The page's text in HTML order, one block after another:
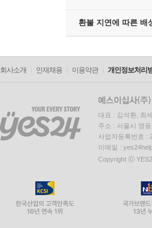
환불 지연에 따른 배
회사소개 인재채용 이용약관 개인정보처리
대표 : 김석환, 최
주소 : 서울시 영
사업자등록번호 :
이메일 :
Copyright ⓒ